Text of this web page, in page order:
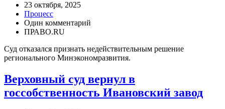
23 октября, 2025
Процесс
Один комментарий
ПРАВО.RU
Суд отказался признать недействительным решение
регионального Минэкономразвития.
Верховный суд вернул в
госсобственность Ивановский завод